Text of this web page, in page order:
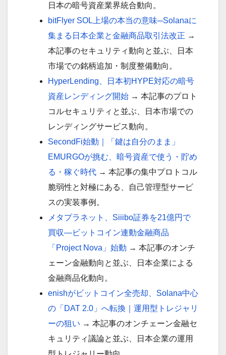
日本の暗号資産業界統合動向。
bitFlyer SOL上場の本当の意味─Solanaに
集まる日本企業と金融商品取引法改正 →
本記事のセキュリティ動向と並ぶ、日本
市場での銘柄追加・制度整備動向。
HyperLending、日本初HYPE対応の暗号
資産レンディング開始 → 本記事のプロト
コルセキュリティと並ぶ、日本市場での
レンディングサービス動向。
SecondFi始動｜「鍵は自分のまま」
EMURGOが挑む、暗号資産で使う・貯め
る・稼ぐ時代 → 本記事の集中プロトコル
脆弱性と対極にある、自己管理型サービ
スの実装事例。
メタプラネット、Siiibo証券を21億円で
買収—ビットコイン連動金融商品
「Project Nova」始動 → 本記事のオンチ
ェーン金融動向と並ぶ、日本企業による
金融商品化動向。
enishがビットコイン全売却、Solana中心
の「DAT 2.0」へ転換｜運用型トレジャリ
ーの狙い → 本記事のオンチェーン金融セ
キュリティ議論と並ぶ、日本企業の運用